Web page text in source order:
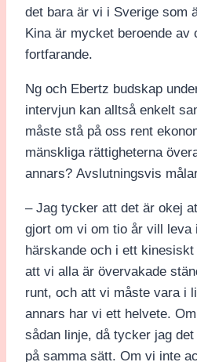
det bara är vi i Sverige som
Kina är mycket beroende av
fortfarande.
Ng och Ebertz budskap
intervjun kan alltså enkelt
måste stå på oss rent
mänskliga rättigheterna
annars? Avslutningsvis
– Jag tycker att det är okej
gjort om vi om tio år vill leva
härskande och i ett
att vi alla är övervakade
runt, och att vi måste vara i
annars har vi ett helvete.
sådan linje, då tycker jag
på samma sätt. Om vi inte